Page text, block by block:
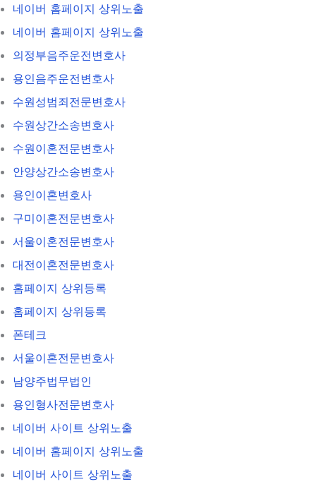
네이버 홈페이지 상위노출
네이버 홈페이지 상위노출
의정부음주운전변호사
용인음주운전변호사
수원성범죄전문변호사
수원상간소송변호사
수원이혼전문변호사
안양상간소송변호사
용인이혼변호사
구미이혼전문변호사
서울이혼전문변호사
대전이혼전문변호사
홈페이지 상위등록
홈페이지 상위등록
폰테크
서울이혼전문변호사
남양주법무법인
용인형사전문변호사
네이버 사이트 상위노출
네이버 홈페이지 상위노출
네이버 사이트 상위노출